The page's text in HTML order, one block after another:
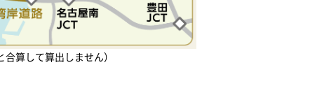
算して算出しません）